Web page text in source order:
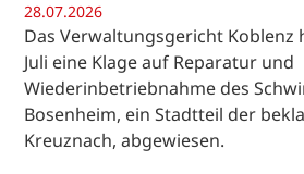
28.07.2026
Das Verwaltungsgericht Koblenz
Juli eine Klage auf Reparatur und
Wiederinbetriebnahme des
Bosenheim, ein Stadtteil der
Kreuznach, abgewiesen.